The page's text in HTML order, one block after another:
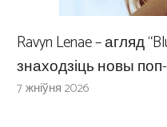
Ravyn Lenae – агляд
знаходзіць новы
7 жніўня 2026